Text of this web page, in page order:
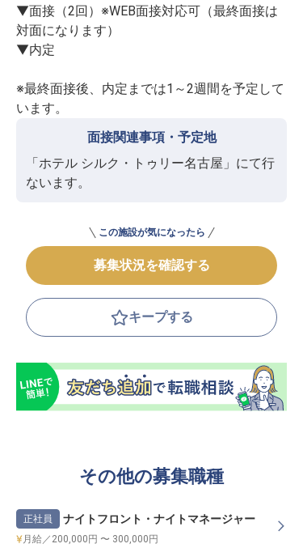
▼面接（2回）※WEB面接対応可（最終面接は
対面になります）
▼内定
※最終面接後、内定までは1～2週間を予定して
います。
面接関連事項・予定地
「ホテル シルク・トゥリー名古屋」にて行
ないます。
この施設が気になったら
募集状況を確認する
キープする
その他の募集職種
正社員 ナイトフロント・ナイトマネージャー
月給／200,000円 〜 300,000円